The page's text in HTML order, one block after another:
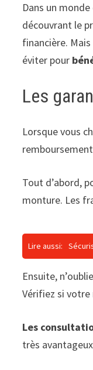
Dans un monde
découvrant le
financière.
éviter pour
Les
Lorsque vous
Tout d’abord,
monture. Les
Lire aussi:
Ensuite,
Vérifiez si
Les
très